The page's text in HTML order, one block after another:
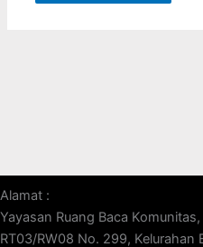
Alamat :
Yayasan Ruang Baca
RT03/RW08 No. 299, Kelurahan